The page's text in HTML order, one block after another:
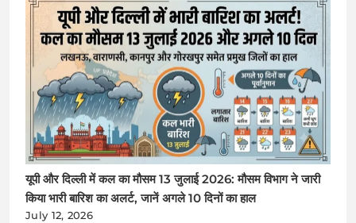
यूपी और दिल्ली में कल का मौसम 13 जुलाई 2026: मौसम विभाग ने जारी
किया भारी बारिश का अलर्ट, जानें अगले 10 दिनों का हाल
July 12, 2026